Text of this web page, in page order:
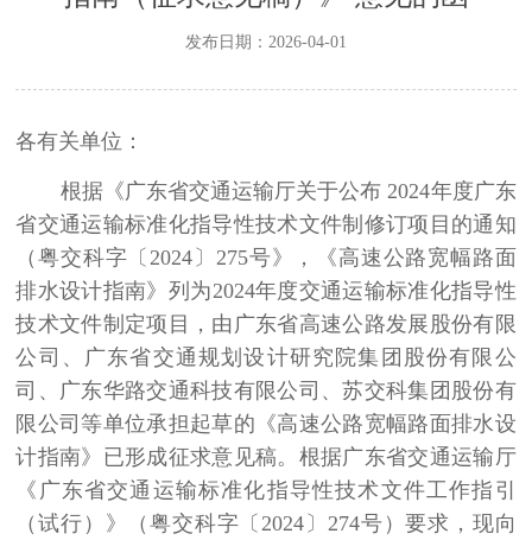
发布日期：2026-04-01
各有关单位：
根据《广东省交通运输厅关于公布 2024年度广东
省交通运输标准化指导性技术文件制修订项目的通知
（粤交科字〔2024 〕 275号》，《高速公路宽幅路面
排水设计指南》列为2024年度交通运输标准化指导性
技术文件制定项目，由广东省高速公路发展股份有限
公司、广东省交通规划设计研究院集团股份有限公
司、广东华路交通科技有限公司、苏交科集团股份有
限公司等单位承担起草的《高速公路宽幅路面排水设
计指南》已形成征求意见稿。根据广东省交通运输厅
《广东省交通运输标准化指导性技术文件工作指引
（试行）》（粤交科字〔2024 〕 274号）要求，现向